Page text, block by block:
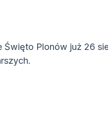
Święto Plonów już 26